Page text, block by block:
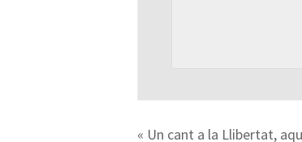
« Un cant a la Llibertat,